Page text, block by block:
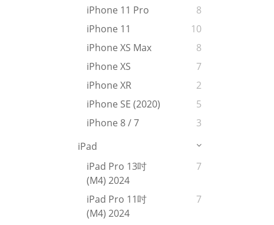
iPhone 11 Pro
8
iPhone 11
10
iPhone XS Max
8
iPhone XS
7
iPhone XR
2
iPhone SE (2020)
5
iPhone 8 / 7
3
iPad
iPad Pro 13吋
(M4) 2024
7
iPad Pro 11吋
(M4) 2024
7